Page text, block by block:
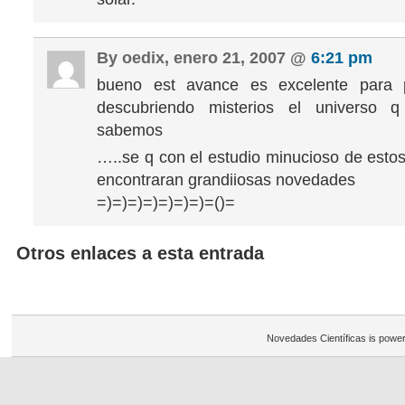
By oedix, enero 21, 2007 @ 6:21 pm
bueno est avance es excelente para
descubriendo misterios el universo
sabemos
…..se q con el estudio minucioso de
encontraran grandiiosas novedades
=)=)=)=)=)=)=)=()=
Otros enlaces a esta entrada
Novedades Científicas is